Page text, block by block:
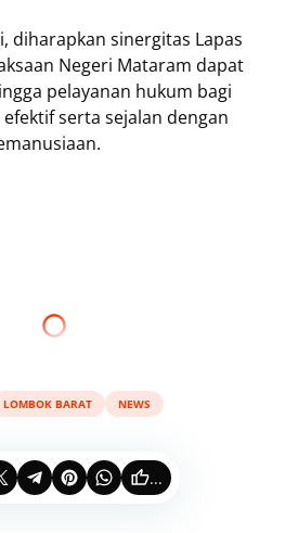
diharapkan sinergitas Lapas
Negeri Mataram dapat
pelayanan hukum bagi
serta sejalan dengan
LOMBOK BARAT NEWS
...